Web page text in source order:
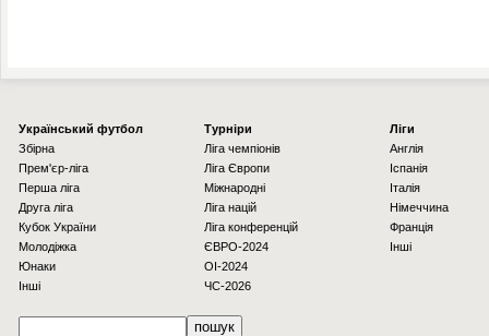
Українcький футбол
Збірна
Прем'єр-ліга
Перша ліга
Друга ліга
Кубок України
Молодіжка
Юнаки
Інші
Турніри
Ліга чемпіонів
Ліга Європи
Міжнародні
Ліга націй
Ліга конференцій
ЄВРО-2024
OI-2024
ЧС-2026
Ліги
Англія
Іспанія
Італія
Німеччина
Франція
Інші